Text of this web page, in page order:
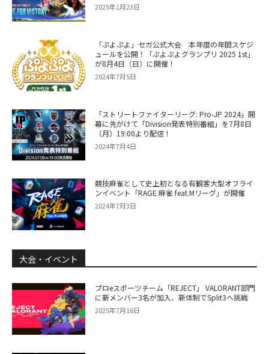
2025年1月23日
「ぷよぷよ」セガ公式大会 本年度の年間スケジ
ュールを公開！「ぷよぷよグランプリ 2025 1st」
が8月4日（日）に開催！
2024年7月5日
「ストリートファイターリーグ: Pro-JP 2024」開
幕に先がけて「Division発表特別番組」を7月8日
（月）19:00より配信！
2024年7月4日
競技麻雀として史上初となる有観客大型オフライ
ンイベント「RAGE 麻雀 feat.Mリーグ」が開催
2024年7月3日
大会・イベント
プロeスポーツチーム「REJECT」 VALORANT部門
に新メンバー3名が加入、新体制でSplit3へ挑戦
2025年7月16日